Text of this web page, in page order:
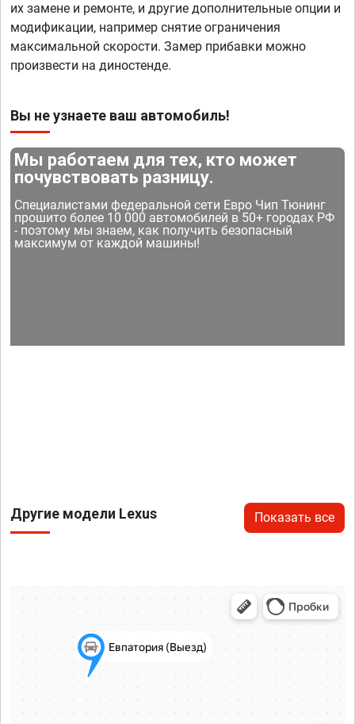
их замене и ремонте, и другие дополнительные опции и
модификации, например снятие ограничения
максимальной скорости. Замер прибавки можно
произвести на диностенде.
Вы не узнаете ваш автомобиль!
Мы работаем для тех, кто может
почувствовать разницу.
Специалистами федеральной сети Евро Чип Тюнинг
прошито более 10 000 автомобилей в 50+ городах РФ
- поэтому мы знаем, как получить безопасный
максимум от каждой машины!
Другие модели Lexus Показать все